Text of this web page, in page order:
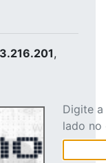
,
Digite
lado no